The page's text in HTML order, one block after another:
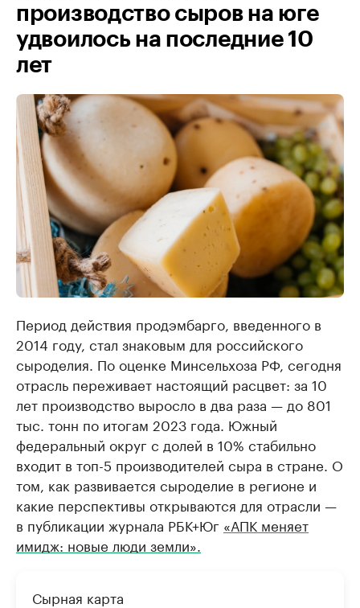
производство сыров на юге
удвоилось на последние 10
лет
Период действия продэмбарго, введенного в
2014 году, стал знаковым для российского
сыроделия. По оценке Минсельхоза РФ, сегодня
отрасль переживает настоящий расцвет: за 10
лет производство выросло в два раза — до 801
тыс. тонн по итогам 2023 года. Южный
федеральный округ с долей в 10% стабильно
входит в топ-5 производителей сыра в стране. О
том, как развивается сыроделие в регионе и
какие перспективы открываются для отрасли —
в публикации журнала РБК+Юг «АПК меняет
имидж: новые люди земли».
Сырная карта